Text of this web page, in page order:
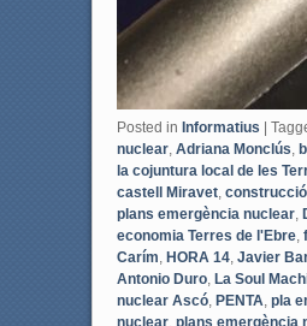
Posted in Informatius |
nuclear, Adriana Monclús
la cojuntura local de les
castell Miravet, construcció,
plans emergència nuclear,
economia Terres de l'Ebre,
Carím HORA 14, Javier
Antonio Duro, La Soul
nuclear Ascó, PENTA pla
nuclear, plans emergència